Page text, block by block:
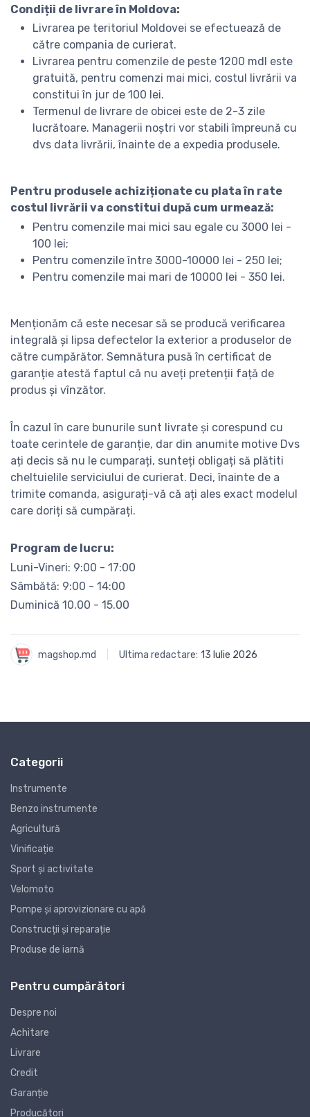
Condiții de livrare în Moldova:
Livrarea pe teritoriul Moldovei se efectuează de
către compania de curierat.
Livrarea pentru comenzile de peste 1200 mdl este
gratuită, pentru comenzi mai mici, costul livrării va
constitui în jur de 100 lei.
Termenul de livrare de obicei este de 2-3 zile
lucrătoare. Managerii noștri vor stabili împreună cu
dvs data livrării, înainte de a expedia produsele.
Pentru produsele achiziționate cu plata în rate
costul livrării va constitui după cum urmează:
Pentru comenzile mai mici sau egale cu 3000 lei -
100 lei;
Pentru comenzile între 3000-10000 lei - 250 lei;
Pentru comenzile mai mari de 10000 lei - 350 lei.
Menționăm că este necesar să se producă verificarea
integrală și lipsa defectelor la exterior a produselor de
către cumpărător. Semnătura pusă în certificat de
garanție atestă faptul că nu aveți pretenții față de
produs și vînzător.
În cazul în care bunurile sunt livrate și corespund cu
toate cerintele de garanție, dar din anumite motive Dvs
ați decis să nu le cumparați, sunteți obligați să plătiti
cheltuielile serviciului de curierat. Deci, înainte de a
trimite comanda, asigurați-vă că ați ales exact modelul
care doriți să cumpărați.
Program de lucru:
Luni-Vineri: 9:00 - 17:00
Sâmbătă: 9:00 - 14:00
Duminică 10.00 - 15.00
magshop.md Ultima redactare: 13 Iulie 2026
Categorii
Instrumente
Benzo instrumente
Agricultură
Vinificație
Sport și activitate
Velomoto
Pompe și aprovizionare cu apă
Construcții și reparație
Produse de iarnă
Pentru cumpărători
Despre noi
Achitare
Livrare
Credit
Garanție
Producători